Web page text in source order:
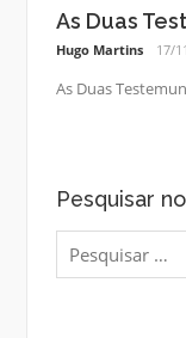
As Duas
Hugo Martins 17/
As Duas
Pesquisar
Pesquisar
por: